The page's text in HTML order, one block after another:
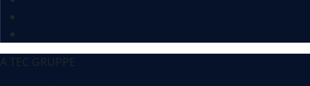
A TEC GRUPPE